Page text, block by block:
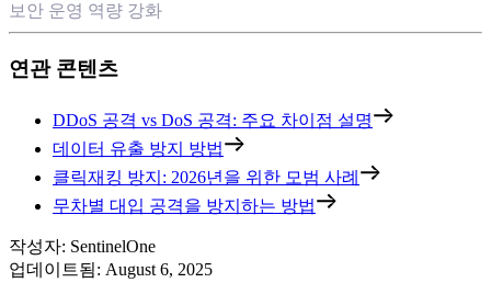
보안 운영 역량 강화
연관 콘텐츠
DDoS 공격 vs DoS 공격: 주요 차이점 설명
데이터 유출 방지 방법
클릭재킹 방지: 2026년을 위한 모범 사례
무차별 대입 공격을 방지하는 방법
작성자: SentinelOne
업데이트됨: August 6, 2025